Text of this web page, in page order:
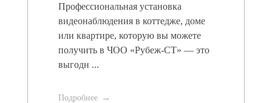
Профессиональная установка
видеонаблюдения в коттедже, доме
или квартире, которую вы можете
получить в ЧОО «Рубеж-СТ» — это
выгодн ...
Подробнее